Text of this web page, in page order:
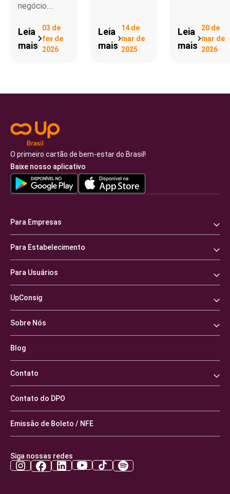
negócio.…
Leia
mais
03 de
fev de
2026
Leia
mais
14 de
mar de
2025
Leia
mais
20 de
mar de
2026
O primeiro cartão de bem-estar do Brasil!
Baixe nosso aplicativo
Para Empresas
Para Estabelecimento
Para Usuários
UpConsig
Sobre Nós
Blog
Contato
Contato do DPO
Emissão de Boleto / NFE
Siga nossas redes